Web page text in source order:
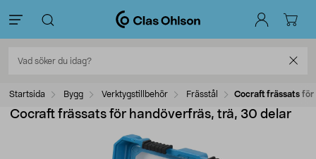
Startsida Bygg Verktygstillbehör Frässtål Cocraft frässats
Cocraft frässats för handöverfräs, trä, 30 delar